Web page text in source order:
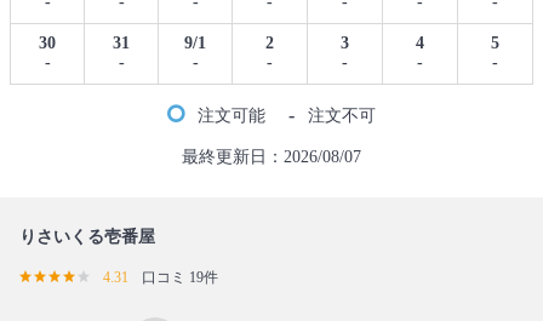
30
-
31
-
9/1
-
2
-
3
-
4
-
5
-
注文可能 - 注文不可
最終更新日：2026/08/07
りさいくる壱番屋
4.31 口コミ 19件